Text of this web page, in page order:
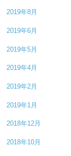
2019年8月
2019年6月
2019年5月
2019年4月
2019年2月
2019年1月
2018年12月
2018年10月